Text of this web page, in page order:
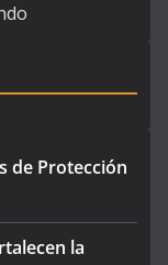
de Protección
la